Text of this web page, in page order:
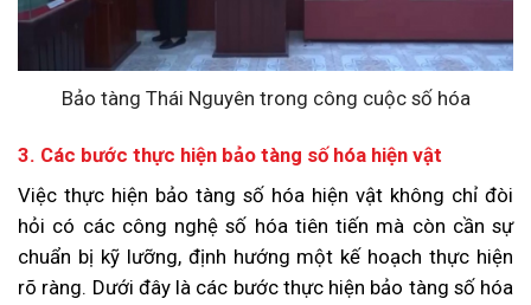
Bảo tàng Thái Nguyên trong công cuộc số hóa
3. Các bước thực hiện bảo tàng số hóa hiện vật
Việc thực hiện bảo tàng số hóa hiện vật không chỉ đòi
hỏi có các công nghệ số hóa tiên tiến mà còn cần sự
chuẩn bị kỹ lưỡng, định hướng một kế hoạch thực hiện
rõ ràng. Dưới đây là các bước thực hiện bảo tàng số hóa